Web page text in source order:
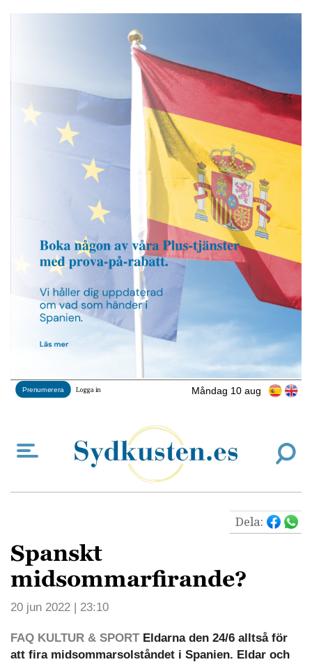
Måndag 10 aug
Prenumerera Logga in
Dela:
Spanskt
midsommarfirande?
20 jun 2022 | 23:10
FAQ KULTUR & SPORTEldarna den 24/6 alltså för
att fira midsommarsolståndet i Spanien. Eldar och